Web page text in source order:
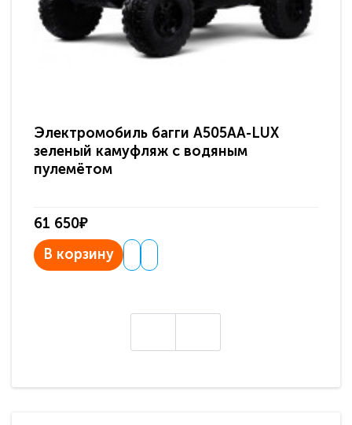
Электромобиль багги A505AA-LUX
зеленый камуфляж с водяным
пулемётом
61 650₽
В корзину